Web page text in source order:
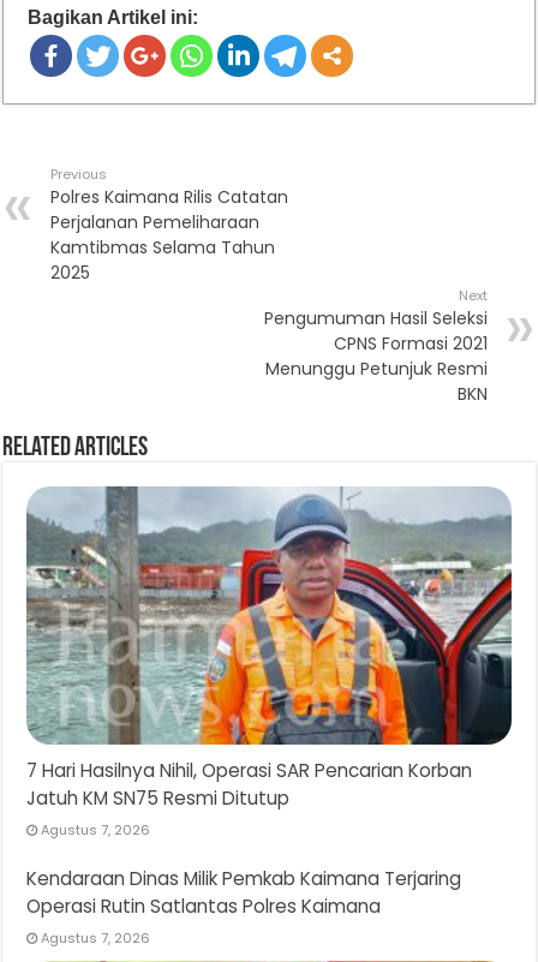
Bagikan Artikel ini:
Previous
Polres Kaimana Rilis Catatan
Perjalanan Pemeliharaan
Kamtibmas Selama Tahun
2025
Next
Pengumuman Hasil Seleksi
CPNS Formasi 2021
Menunggu Petunjuk Resmi
BKN
Related Articles
7 Hari Hasilnya Nihil, Operasi SAR Pencarian Korban
Jatuh KM SN75 Resmi Ditutup
Agustus 7, 2026
Kendaraan Dinas Milik Pemkab Kaimana Terjaring
Operasi Rutin Satlantas Polres Kaimana
Agustus 7, 2026